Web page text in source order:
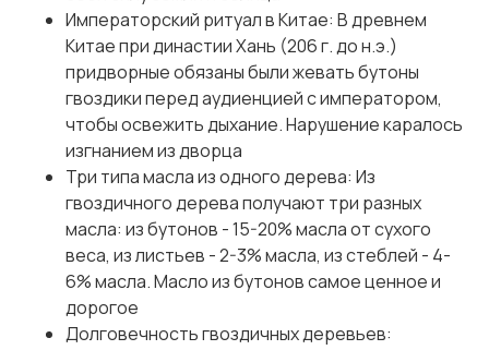
Императорский ритуал в Китае: В древнем
Китае при династии Хань (206 г. до н.э.)
придворные обязаны были жевать бутоны
гвоздики перед аудиенцией с императором,
чтобы освежить дыхание. Нарушение каралось
изгнанием из дворца
Три типа масла из одного дерева: Из
гвоздичного дерева получают три разных
масла: из бутонов - 15-20% масла от сухого
веса, из листьев - 2-3% масла, из стеблей - 4-
6% масла. Масло из бутонов самое ценное и
дорогое
Долговечность гвоздичных деревьев: